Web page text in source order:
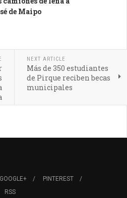
de Maipo
NEXT ARTICLE
Más de 350 estudiantes
de Pirque reciben becas
municipales
GOOGLE+
PINTEREST
RSS